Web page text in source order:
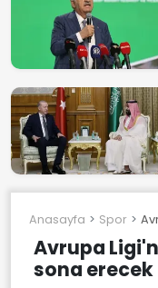
Anasayfa Spor
Avrupa
sona erecek